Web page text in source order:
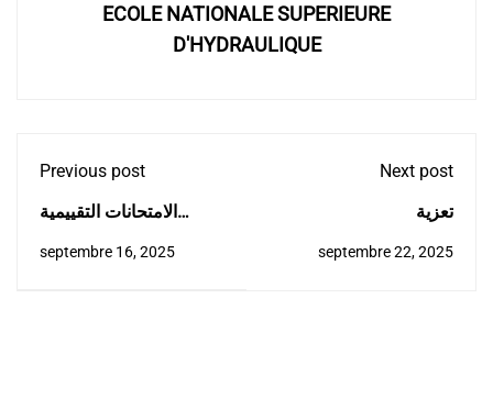
ECOLE NATIONALE SUPERIEURE
D'HYDRAULIQUE
Previous post
الامتحانات التقييمية
septembre 16, 2025
Next post
تعزية
septembre 22, 2025